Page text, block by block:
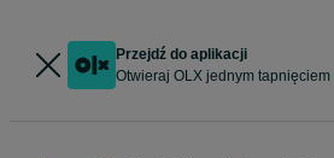
Przejdź do aplikacji
Otwieraj OLX jednym tapnięciem